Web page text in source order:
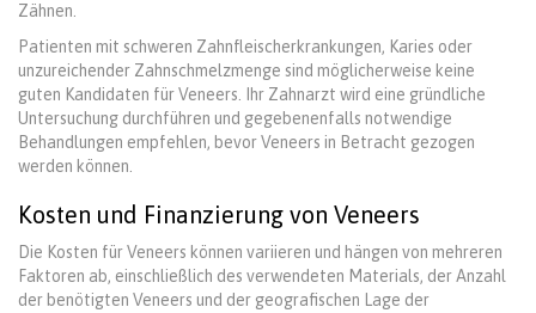
Zähnen.
Patienten mit schweren Zahnfleischerkrankungen, Karies oder
unzureichender Zahnschmelzmenge sind möglicherweise keine
guten Kandidaten für Veneers. Ihr Zahnarzt wird eine gründliche
Untersuchung durchführen und gegebenenfalls notwendige
Behandlungen empfehlen, bevor Veneers in Betracht gezogen
werden können.
Kosten und Finanzierung von Veneers
Die Kosten für Veneers können variieren und hängen von mehreren
Faktoren ab, einschließlich des verwendeten Materials, der Anzahl
der benötigten Veneers und der geografischen Lage der